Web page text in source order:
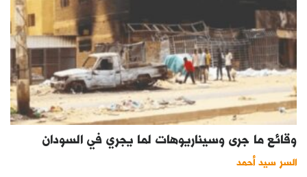
وقائع ما جرى وسيناريوهات لما يجري في السودان
السر سيد أحمد